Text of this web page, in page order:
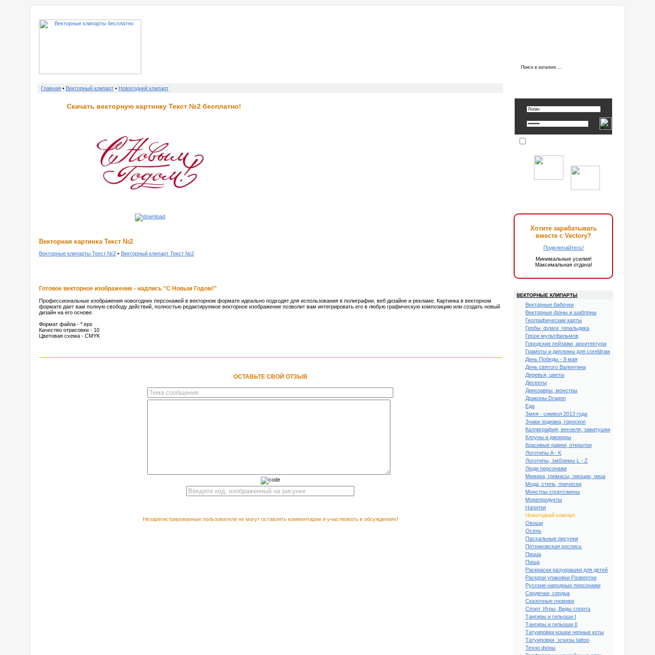
Главная • Векторный клипарт • Новогодний клипарт
Скачать векторную картинку Текст №2 бесплатно!
Векторная картинка Текст №2
Векторные клипарты Текст №2 • Векторный клипарт Текст №2
Готовое векторное изображение - надпись "С Новым Годом!"
Профессиональные изображения новогодних персонажей в векторном формате идеально подходят для использования в полиграфии, веб дизайне и рекламе. Картинка в векторном
формате дает вам полную свободу действий, полностью редактируемое векторное изображение позволит вам интегрировать его в любую графическую композицию или создать новый
дизайн на его основе.
Формат файла - *.eps
Качество отрисовки - 10
Цветовая схема - CMYK
ОСТАВЬТЕ СВОЙ ОТЗЫВ
Незарегистрированные пользователи не могут оставлять комментарии и участвовать в обсуждениях!
Хотите зарабатывать
вместе с Vectory?
Подключайтесь!
Минимальные усилия!
Максимальная отдача!
ВЕКТОРНЫЕ КЛИПАРТЫ
Векторные бабочки
Векторные фоны и шаблоны
Географические карты
Гербы, флаги, геральдика
Герои мультфильмов
Городские пейзажи, архитектура
Грамоты и дипломы для coreldraw
День Победы - 9 мая
День святого Валентина
Деревья, цветы
Десерты
Динозавры, монстры
Драконы Dragon
Еда
Змея - символ 2013 года
Знаки зодиака, гороскоп
Каллиграфия, вензеля, завитушки
Клоуны и джокеры
Красивые рамки, открытки
Логотипы A - K
Логотипы, эмблемы L - Z
Люди персонажи
Мимика, гримасы, эмоции, лица
Мода, стиль, прически
Монстры спортсмены
Морепродукты
Напитки
Новогодний клипарт
Овощи
Осень
Пасхальные рисунки
Петриковская роспись
Пицца
Пища
Раскраски разукрашки для детей
Раскрои упаковки Развертки
Русские-народные персонажи
Сердечки, сердца
Сказочные гномики
Спорт, Игры, Виды спорта
Тангиры и гильоши I
Тангиры и гильоши II
Татуировки кошки черные коты
Татуировки, эскизы tattoo
Техно фоны